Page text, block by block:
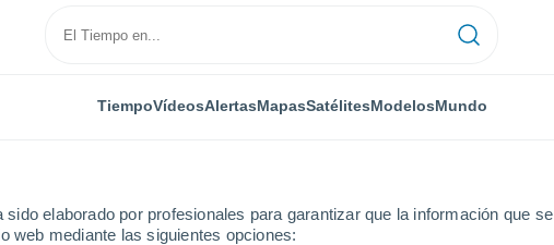
elaborado por profesionales para garantizar que la información que se
web mediante las siguientes opciones:
TiempoVídeosAlertasMapasSatélitesModelosMundo